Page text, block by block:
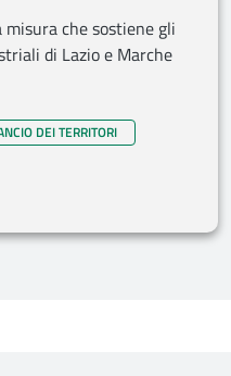
che sostiene gli
di Lazio e Marche
DEI TERRITORI